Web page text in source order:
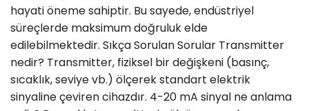
hayati öneme sahiptir. Bu sayede, endüstriyel
süreçlerde maksimum doğruluk elde
edilebilmektedir. Sıkça Sorulan Sorular Transmitter
nedir? Transmitter, fiziksel bir değişkeni (basınç,
sıcaklık, seviye vb.) ölçerek standart elektrik
sinyaline çeviren cihazdır. 4-20 mA sinyal ne anlama